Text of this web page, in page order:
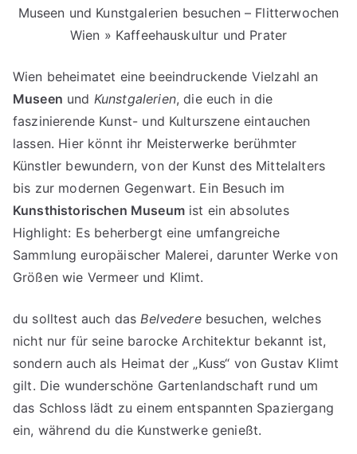
Museen und Kunstgalerien besuchen – Flitterwochen
Wien » Kaffeehauskultur und Prater
Wien beheimatet eine beeindruckende Vielzahl an
Museen und Kunstgalerien, die euch in die
faszinierende Kunst- und Kulturszene eintauchen
lassen. Hier könnt ihr Meisterwerke berühmter
Künstler bewundern, von der Kunst des Mittelalters
bis zur modernen Gegenwart. Ein Besuch im
Kunsthistorischen Museumist ein absolutes
Highlight: Es beherbergt eine umfangreiche
Sammlung europäischer Malerei, darunter Werke von
Größen wie Vermeer und Klimt.
du solltest auch dasBelvederebesuchen, welches
nicht nur für seine barocke Architektur bekannt ist,
sondern auch als Heimat der „Kuss“ von Gustav Klimt
gilt. Die wunderschöne Gartenlandschaft rund um
das Schloss lädt zu einem entspannten Spaziergang
ein, während du die Kunstwerke genießt.